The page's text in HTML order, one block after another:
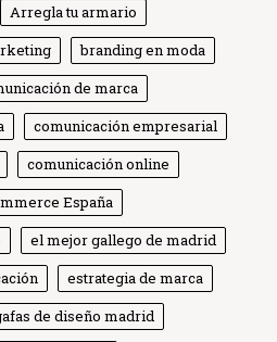
Arregla tu armario
branding en moda
de marca
comunicación empresarial
comunicación online
España
el mejor gallego de madrid
estrategia de marca
de diseño madrid